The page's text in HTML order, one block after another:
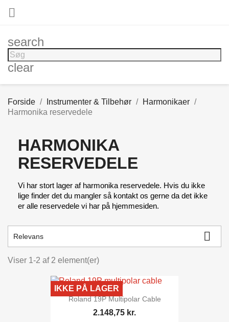

search
clear
Forside Instrumenter & Tilbehør
Harmonikaer
Harmonika reservedele
HARMONIKA
RESERVEDELE
Vi har stort lager af harmonika reservedele. Hvis du ikke
lige finder det du mangler så kontakt os gerne da det ikke
er alle reservedele vi har på hjemmesiden.
Relevans 
Viser 1-2 af 2 element(er)
Roland 19P Multipolar Cable
2.148,75 kr.
IKKE PÅ LAGER